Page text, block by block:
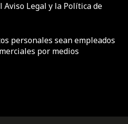
Aviso Legal y la Política de
personales sean empleados
por medios